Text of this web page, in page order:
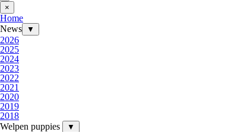
×
Home
News
▼
2026
2025
2024
2023
2022
2021
2020
2019
2018
Welpen puppies
▼